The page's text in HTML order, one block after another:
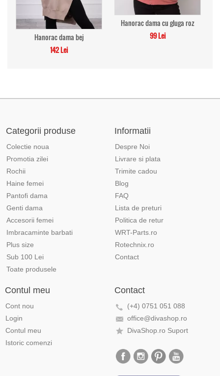
Hanorac dama bej
142 Lei
Hanorac dama cu gluga roz
99 Lei
Categorii produse
Colectie noua
Promotia zilei
Rochii
Haine femei
Pantofi dama
Genti dama
Accesorii femei
Imbracaminte barbati
Plus size
Sub 100 Lei
Toate produsele
Informatii
Despre Noi
Livrare si plata
Trimite cadou
Blog
FAQ
Lista de preturi
Politica de retur
WRT-Parts.ro
Rotechnix.ro
Contact
Contul meu
Cont nou
Login
Contul meu
Istoric comenzi
Contact
(+4) 0751 051 088
office@divashop.ro
DivaShop.ro Suport